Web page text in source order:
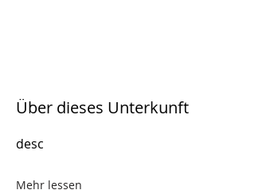
Über dieses Unterkunft
desc
Mehr lessen